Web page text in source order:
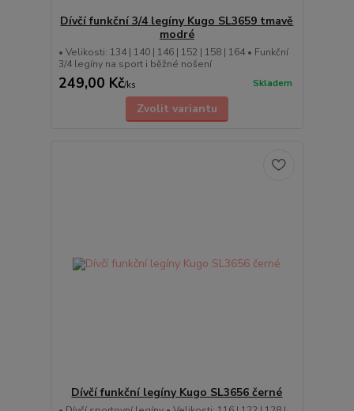
Dívčí funkční 3/4 legíny Kugo SL3659 tmavě
modré
• Velikosti: 134 | 140 | 146 | 152 | 158 | 164 • Funkční
3/4 legíny na sport i běžné nošení
249,00 Kč/ks Skladem
Zvolit variantu
Dívčí funkční legíny Kugo SL3656 černé